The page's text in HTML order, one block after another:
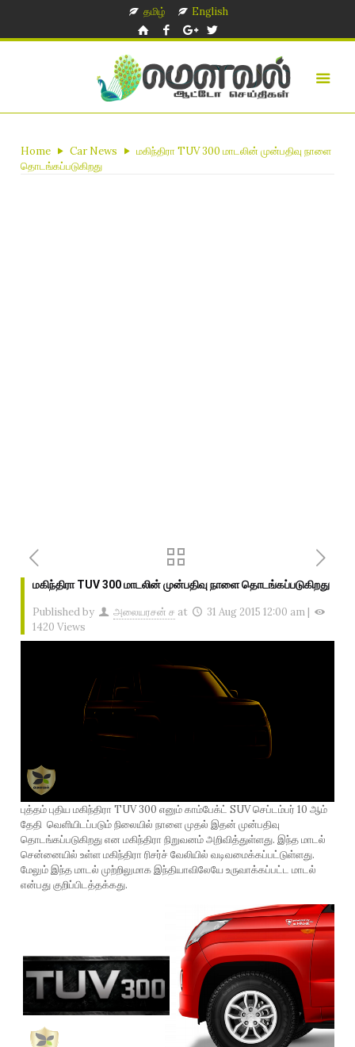
தமிழ் English
Home Car News
மகிந்திரா TUV 300 மாடலின் முன்பதிவு நாளை
தொடங்கப்படுகிறது
மகிந்திரா TUV 300 மாடலின் முன்பதிவு நாளை தொடங்கப்படுகிறது
Published by அலையரசன் ச at 31 Aug 2015 12:00 am |
1420 Views
புத்தம் புதிய மகிந்திரா TUV 300 எனும் காம்பேக்ட் SUV செப்டம்பர் 10 ஆம்
தேதி வெளியிடப்படும் நிலையில் நாளை முதல் இதன் முன்பதிவு
தொடங்கப்படுகிறது என மகிந்திரா நிறுவனம் அறிவித்துள்ளது. இந்த மாடல்
சென்னையில் உள்ள மகிந்திரா ரிசர்ச் வேலியில் வடிவமைக்கப்பட்டுள்ளது.
மேலும் இந்த மாடல் முற்றிலுமாக இந்தியாவிலேயே உருவாக்கப்பட்ட மாடல்
என்பது குறிப்பிடத்தக்கது.